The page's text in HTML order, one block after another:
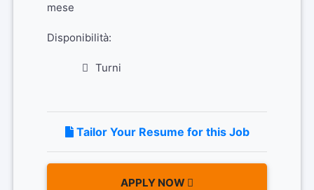
mese
Disponibilità:
Turni
Tailor Your Resume for this Job
APPLY NOW